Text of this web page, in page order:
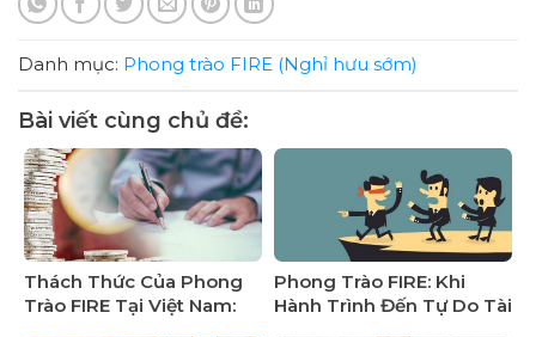
Danh mục: Phong trào FIRE (Nghỉ hưu sớm)
Bài viết cùng chủ đề:
Thách Thức Của Phong
Trào FIRE Tại Việt Nam:
Phong Trào FIRE: Khi
Hành Trình Đến Tự Do Tài